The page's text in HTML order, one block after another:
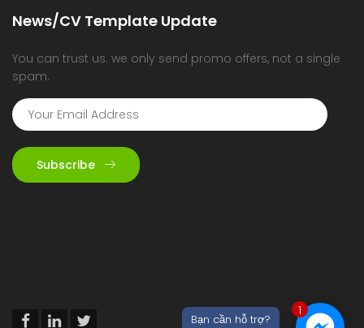
News/CV Template Update
You can trust us. we only send promo offers, not a single
spam.
Subscribe
1
Bạn cần hỗ trợ?